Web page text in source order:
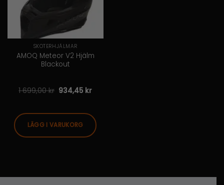
SKOTERHJÄLMAR
AMOQ Meteor V2 Hjälm
Blackout
1 699,00kr 934,45 kr
LÄGG I VARUKORG
här
produkten
flera
olika
alternativen